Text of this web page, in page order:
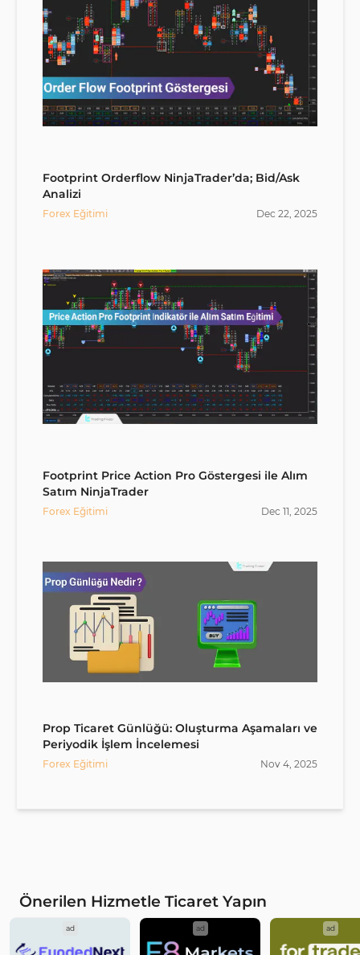
Footprint Orderflow NinjaTrader’da; Bid/Ask
Analizi
Forex Eğitimi Dec 22, 2025
Footprint Price Action Pro Göstergesi ile Alım
Satım NinjaTrader
Forex Eğitimi Dec 11, 2025
Prop Ticaret Günlüğü: Oluşturma Aşamaları ve
Periyodik İşlem İncelemesi
Forex Eğitimi Nov 4, 2025
Önerilen Hizmetle Ticaret Yapın
ad ad ad